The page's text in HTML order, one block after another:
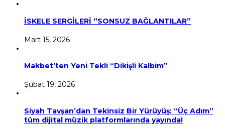
İSKELE SERGİLERİ “SONSUZ BAĞLANTILAR”
Mart 15, 2026
Makbet’ten Yeni Tekli “Dikişli Kalbim”
Şubat 19, 2026
Siyah Tavşan’dan Tekinsiz Bir Yürüyüş: “Üç Adım”
tüm dijital müzik platformlarında yayında!